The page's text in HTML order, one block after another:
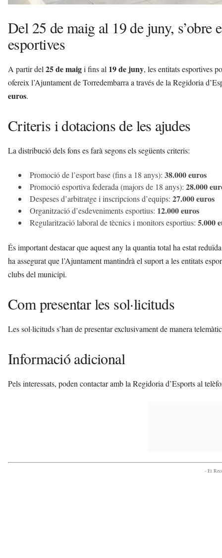
Del 25 de maig al 19 de juny, s’obre
esportives
A partir del25 de maigi fins al 19 de juny, les entitats esportives
ofereix l’Ajuntament de Torredembarra a través de la Regidoria
euros.
Criteris i dotacions de les ajudes
La distribució dels fons es farà segons els següents criteris:
Promoció de l’esport base (fins a 18 anys): 38.000 euros
Promoció esportiva federada (majors de 18 anys): 28.000
Despeses d’arbitratge i inscripcions d’equips: 27.000 euros
Organització d’esdeveniments esportius: 12.000 euros
Regularització laboral de tècnics i monitors esportius: 5.000
És important destacar que aquest any la quantia total ha estat
ha assegurat que l’Ajuntament mantindrà el suport a les entitats
clubs del municipi.
Com presentar les sol·licituds
Les sol·licituds s’han de presentar exclusivament de manera
Informació adicional
Pels interessats, poden contactar amb la Regidoria d’Esports al
- Et